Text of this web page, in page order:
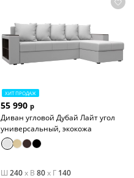
ХИТ ПРОДАЖ
55 990 р
Диван угловой Дубай Лайт угол
универсальный, экокожа
Ш 240x В 80x Г 140